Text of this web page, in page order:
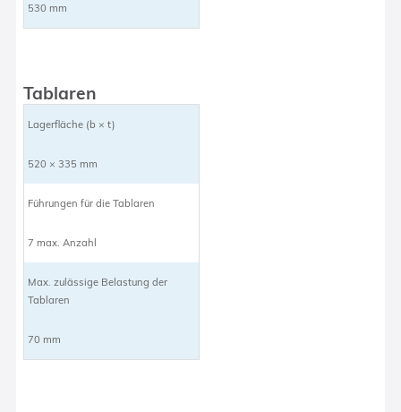
530 mm
Tablaren
Lagerfläche (b × t)
520 × 335 mm
Führungen für die Tablaren
7 max. Anzahl
Max. zulässige Belastung der
Tablaren
70 mm